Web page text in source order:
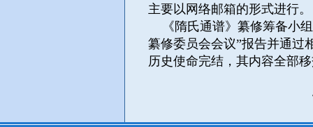
主要以网络邮箱的形式进行。
《隋氏通谱》纂修筹备小
纂修委员会会议”报告并通过
历史使命完结，其内容全部
《隋氏通谱》